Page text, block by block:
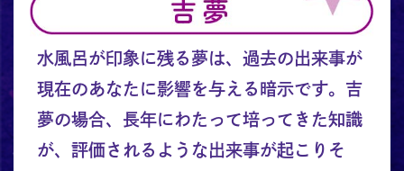
水風呂が印象に残る夢は、過去の出来事が
現在のあなたに影響を与える暗示です。吉
夢の場合、長年にわたって培ってきた知識
が、評価されるような出来事が起こりそ